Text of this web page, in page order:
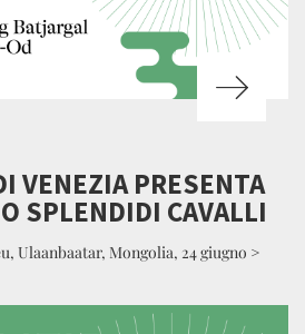
VENEZIA PRESENTA
SPLENDIDI CAVALLI
Ulaanbaatar, Mongolia, 24 giugno >